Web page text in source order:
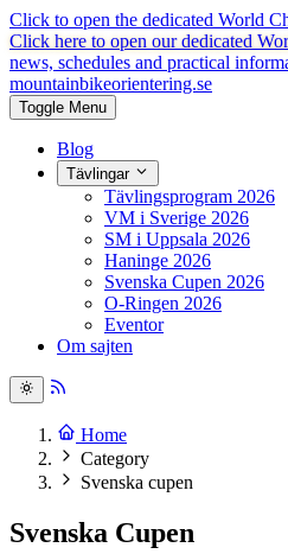
Click to open the dedicated World
Click here to open our dedicated
news, schedules and practical
mountainbikeorientering.se
Toggle Menu
Blog
Tävlingar
Tävlingsprogram 2026
VM i Sverige 2026
SM i Uppsala 2026
Haninge 2026
Svenska Cupen 2026
O-Ringen 2026
Eventor
Om sajten
Home
Category
Svenska cupen
Svenska Cupen